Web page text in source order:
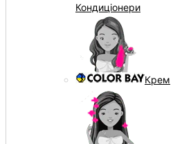
Кондиціонери
Крем